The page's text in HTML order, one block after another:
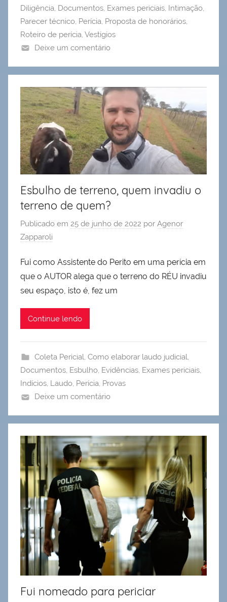
Diligência, Documentos, Exames periciais, Intimação,
Parecer técnico, Perícia, Proposta de honorários,
Roteiro de perícia, Vestígios
Deixe um comentário
Esbulho de terreno, quem invadiu o
terreno de quem?
Publicado em 25 de junho de 2022 por Agenor
Zapparoli
Fui como Assistente do Perito em uma perícia em
que o AUTOR alega que o terreno do RÉU invadiu
seu espaço, isto é, fez um
Continue lendo
Coleta Pericial, Como elaborar laudo judicial,
Documentos, Esbulho, Evidências, Exames periciais,
Indícios, Laudo, Perícia, Provas
Deixe um comentário
Fui nomeado para periciar